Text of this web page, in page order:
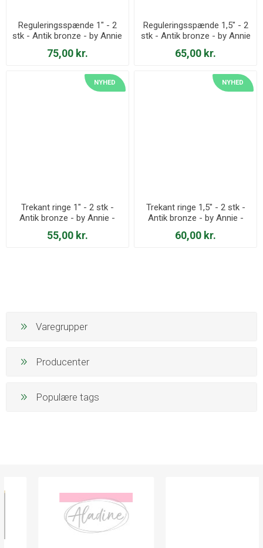
Reguleringsspænde 1" - 2
stk - Antik bronze - by Annie
- HAR1-STA-AB-TWO
75,00 kr.
Reguleringsspænde 1,5" - 2
stk - Antik bronze - by Annie
- HAR1.5-SL-AB-TWO
65,00 kr.
NYHED
Trekant ringe 1" - 2 stk -
Antik bronze - by Annie -
HAR1-TR-AB-TWO
55,00 kr.
NYHED
Trekant ringe 1,5" - 2 stk -
Antik bronze - by Annie -
HAR1.5-TR-AB-TWO
60,00 kr.
Varegrupper
Producenter
Populære tags